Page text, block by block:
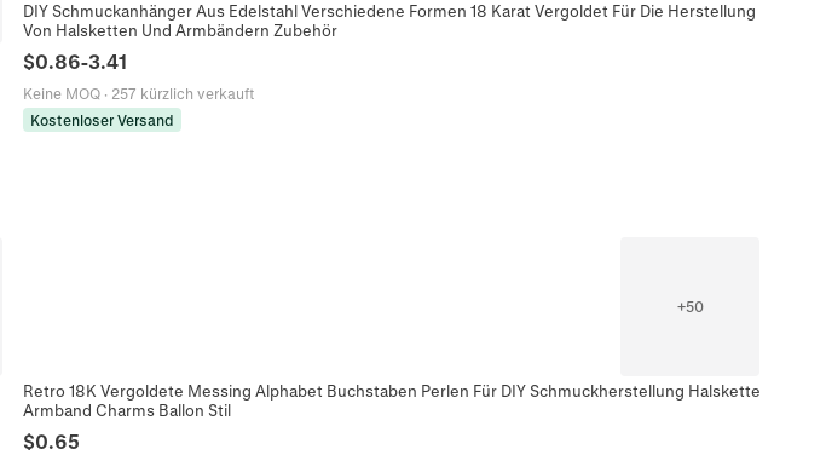
DIY Schmuckanhänger Aus Edelstahl Verschiedene Formen 18 Karat Vergoldet Für Die Herstellung
Von Halsketten Und Armbändern Zubehör
$0.86-3.41
Keine MOQ · 257 kürzlich verkauft
Kostenloser Versand
+50
Retro 18K Vergoldete Messing Alphabet Buchstaben Perlen Für DIY Schmuckherstellung Halskette
Armband Charms Ballon Stil
$0.65